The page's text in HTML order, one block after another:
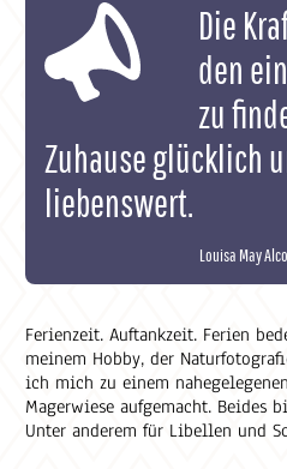
Die
den
zu
Zuhause glücklich
liebenswert.
Louisa May
Ferienzeit. Auftankzeit. Ferien
meinem Hobby, der
ich mich zu einem
Magerwiese aufgemacht. Beides
Unter anderem für Libellen und